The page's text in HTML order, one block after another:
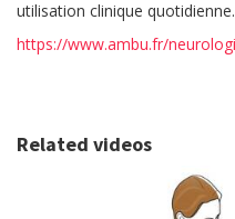
utilisation clinique quotidienne.
https://www.ambu.fr/
Related videos